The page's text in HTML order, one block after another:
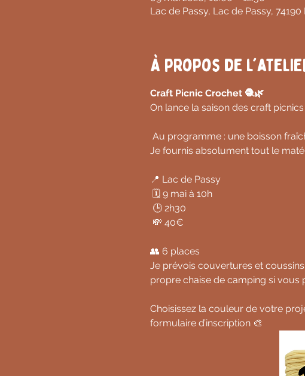
Lac de Passy, Lac de Passy, 74190
À propos de
Craft Picnic Crochet 🧶🌿
On lance la saison des craft
Au programme : une boisson
Je fournis absolument tout le
📍 Lac de Passy
🗓️ 9 mai à 10h
🕒 2h30
💸 40€
👥 6 places
Je prévois couvertures et
propre chaise de camping si vous
Choisissez la couleur de votre
formulaire d’inscription 🎨